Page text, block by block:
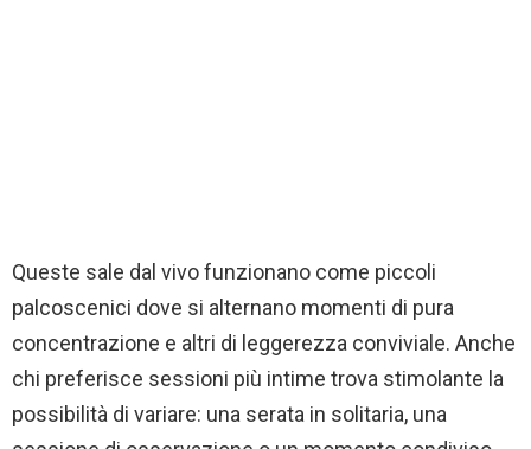
Queste sale dal vivo funzionano come piccoli
palcoscenici dove si alternano momenti di pura
concentrazione e altri di leggerezza conviviale. Anche
chi preferisce sessioni più intime trova stimolante la
possibilità di variare: una serata in solitaria, una